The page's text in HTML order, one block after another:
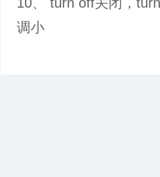
调小